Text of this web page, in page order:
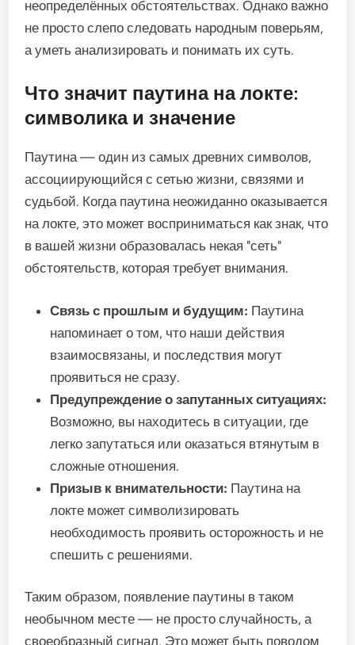
неопределённых обстоятельствах. Однако важно
не просто слепо следовать народным поверьям,
а уметь анализировать и понимать их суть.
Что значит паутина на локте:
символика и значение
Паутина — один из самых древних символов,
ассоциирующийся с сетью жизни, связями и
судьбой. Когда паутина неожиданно оказывается
на локте, это может восприниматься как знак, что
в вашей жизни образовалась некая "сеть"
обстоятельств, которая требует внимания.
Связь с прошлым и будущим: Паутина
напоминает о том, что наши действия
взаимосвязаны, и последствия могут
проявиться не сразу.
Предупреждение о запутанных ситуациях:
Возможно, вы находитесь в ситуации, где
легко запутаться или оказаться втянутым в
сложные отношения.
Призыв к внимательности: Паутина на
локте может символизировать
необходимость проявить осторожность и не
спешить с решениями.
Таким образом, появление паутины в таком
необычном месте — не просто случайность, а
своеобразный сигнал. Это может быть поводом